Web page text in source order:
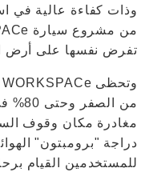
وذات كفاءة عالية في
تفرض نفسها على أرض
مغادرة مكان وقوف
دراجة "برومبتون"
للمستخدمين القيام